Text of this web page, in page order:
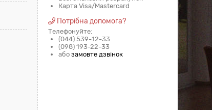
Карта Visa/Mastercard
Потрібна допомога?
Телефонуйте:
(044) 539-12-33
(098) 193-22-33
абозамовте дзвінок